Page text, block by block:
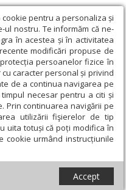
pentru a personaliza și
nostru. Te informăm că ne-
în acestea și în activitatea
modificări propuse de
persoanelor fizice în
caracter personal și privind
de a continua navigarea pe
necesar pentru a citi și
Prin continuarea navigării pe
utilizării fişierelor de tip
uita totuși că poți modifica în
cookie urmând instrucțiunile
Accept
› Știri › Praznicul Intrării
Ioan cel Nou de la
în Ierusalim la
cel Nou de la